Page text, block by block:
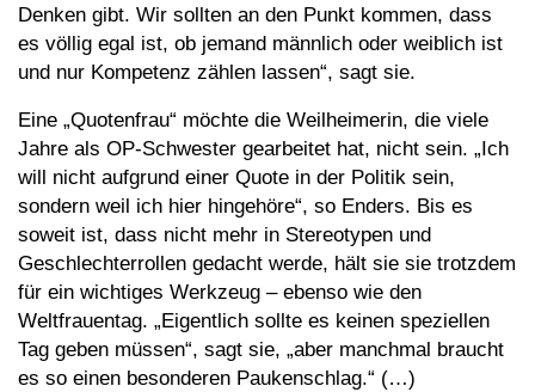
Denken gibt. Wir sollten an den Punkt kommen, dass
es völlig egal ist, ob jemand männlich oder weiblich ist
und nur Kompetenz zählen lassen“, sagt sie.
Eine „Quotenfrau“ möchte die Weilheimerin, die viele
Jahre als OP-Schwester gearbeitet hat, nicht sein. „Ich
will nicht aufgrund einer Quote in der Politik sein,
sondern weil ich hier hingehöre“, so Enders. Bis es
soweit ist, dass nicht mehr in Stereotypen und
Geschlechterrollen gedacht werde, hält sie sie trotzdem
für ein wichtiges Werkzeug – ebenso wie den
Weltfrauentag. „Eigentlich sollte es keinen speziellen
Tag geben müssen“, sagt sie, „aber manchmal braucht
es so einen besonderen Paukenschlag.“ (…)